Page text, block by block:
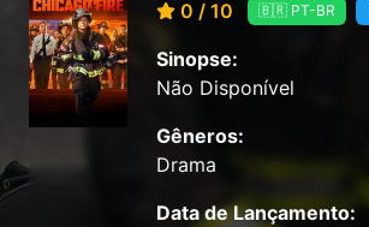
0 / 10 🇧🇷 PT-BR
Sinopse:
Não Disponível
Gêneros:
Drama
Data de Lançamento: